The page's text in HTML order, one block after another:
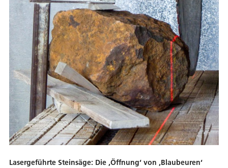
Lasergeführte Steinsäge: Die ‚Öffnung‘ von ‚Blaubeuren‘